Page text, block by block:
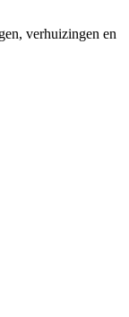
verhuizingen en